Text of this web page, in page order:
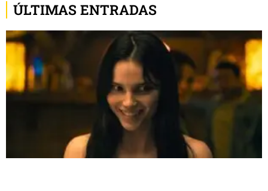
ÚLTIMAS ENTRADAS